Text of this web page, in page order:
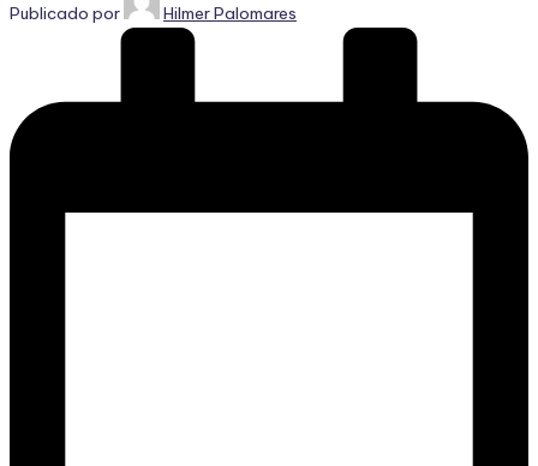
Publicado por Hilmer Palomares